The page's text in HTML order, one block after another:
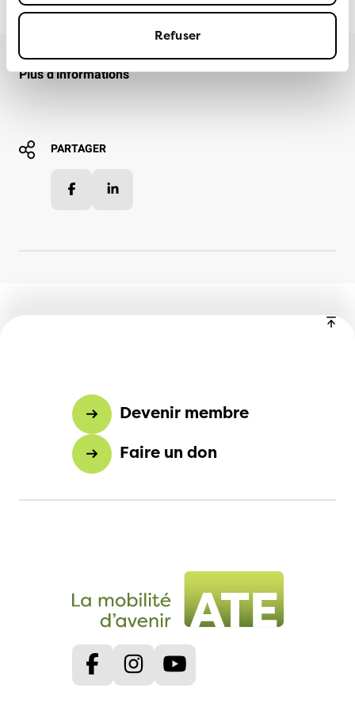
Refuser
Plus d'informations
PARTAGER
Facebook
Devenir membre
Faire un don
FacebookInstagram